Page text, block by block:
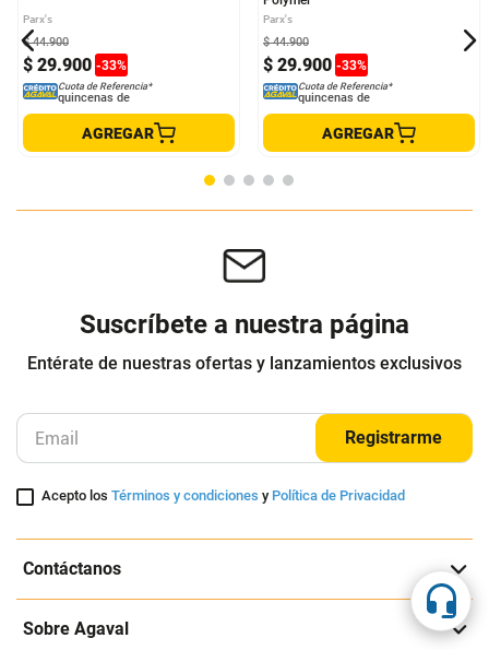
Cera Capilar Parx´s Spider
$ 29.900
Cera Capilar Parx´s Tradicional
Polymer
$ 29.900
Registrarme